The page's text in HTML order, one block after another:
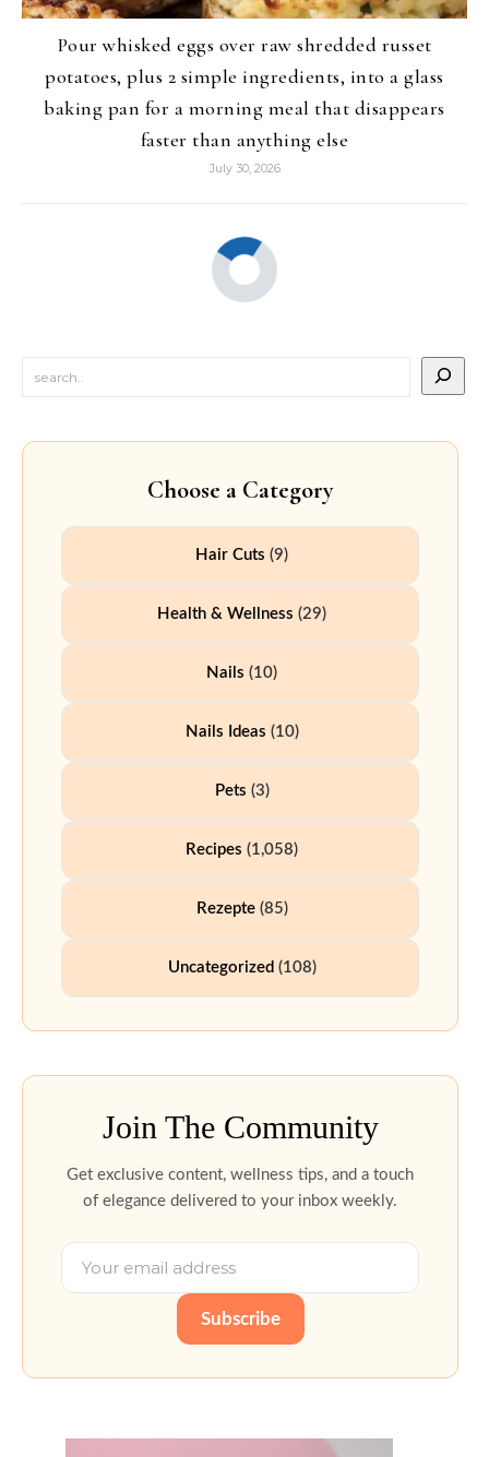
Pour whisked eggs over raw shredded russet
potatoes, plus 2 simple ingredients, into a glass
baking pan for a morning meal that disappears
faster than anything else
July 30, 2026
Choose a Category
Hair Cuts (9)
Health & Wellness (29)
Nails (10)
Nails Ideas (10)
Pets (3)
Recipes (1,058)
Rezepte(85)
Uncategorized (108)
Join The Community
Get exclusive content, wellness tips, and a touch
of elegance delivered to your inbox weekly.
Subscribe